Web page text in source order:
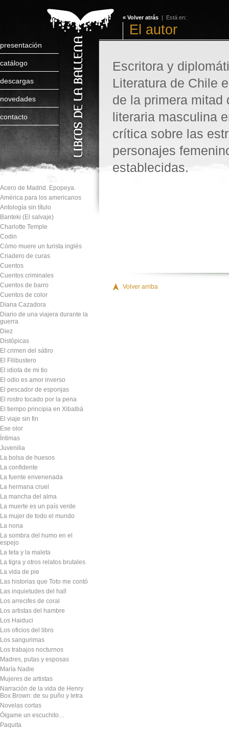
presentación
catálogo
descargas
novedades
contacto
Acero de Madrid. Epopeya.
América para los americanos
Antología sin título
Banteki (El salvaje)
Charlotte Temple
Codin
Cómo muere un turista inglés
Criadero de curas
Cuentos
Cuentos criminales
Cuentos de barro
Cuentos de color
Diana Cazadora
Diario de una viajera durante la
guerra
Diez
Distópicas
El crimen del sátiro
El Filibustero
El idiota de mi tio
El odio es amor inverso
El pescador de esponjas
El rostro tocado por la pena
El tiempo principia en Xibalbá
El viaje sin fin
Ese olor
Íntimas
Juvenilia
La bolsa de huesos
La confidente
La fuente envenenada
La hermana cruel
La mancha del alma
La muerte es un país verde
La mujer de todo el mundo
La nona
La sombra del humo en el
espejo
La teta y la maleta
La tigra y otros relatos brutales
La vida de pie
Las historias que Toto me contó
Las inquietudes del hall
Los arrecifes de coral
Los artistas del hambre
Los Haiduci
Los oficios del libro
Los sangurimas
Los trabajos nocturnos
Madres, putas y esposas
María Nadie
Mujeres de artistas
Narración de la vida de Henry
Box Brown: de su puño y letra
Novelas cortas
Óigame un escuchito…
Paquita
« Volver atrás | Está en:
El autor
Escritora y
Literatura de Chile
de la primera mitad
literaria masculina
crítica sobre las
personajes
establecidas.
Volver arriba